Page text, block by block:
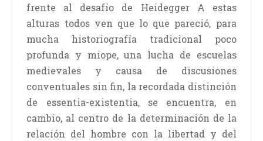
frente al desafío de Heidegger A estas
alturas todos ven que lo que pareció, para
mucha historiografía tradicional poco
profunda y miope, una lucha de escuelas
medievales y causa de discusiones
conventuales sin fin, la recordada distinción
de essentia-existentia, se encuentra, en
cambio, al centro de la determinación de la
relación del hombre con la libertad y del